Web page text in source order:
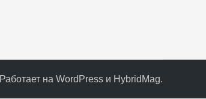
Работает на WordPress и HybridMag.